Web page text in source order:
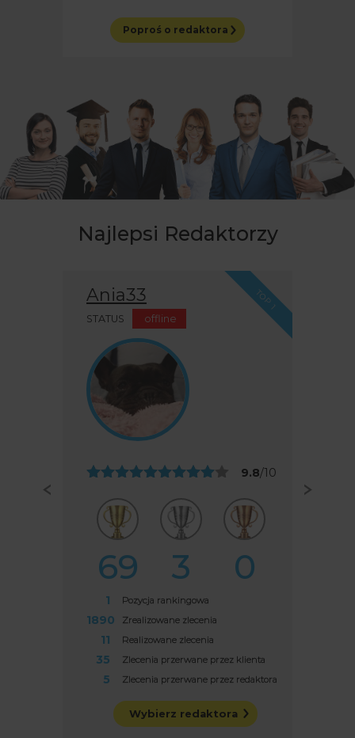
Poproś o redaktora
Najlepsi Redaktorzy
BEST For U
STATUS offline
9.6/10
46 8 4
2 Pozycja rankingowa
3185 Zrealizowane zlecenia
12 Realizowane zlecenia
206 Zlecenia przerwane przez klienta
5 Zlecenia przerwane przez redaktora
Wybierz redaktora
TOP 2